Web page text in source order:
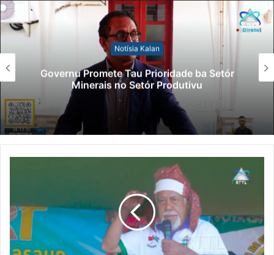
Notísia Kalan
Governu Promete Tau Prioridade ba Setór
Minerais no Setór Produtivu